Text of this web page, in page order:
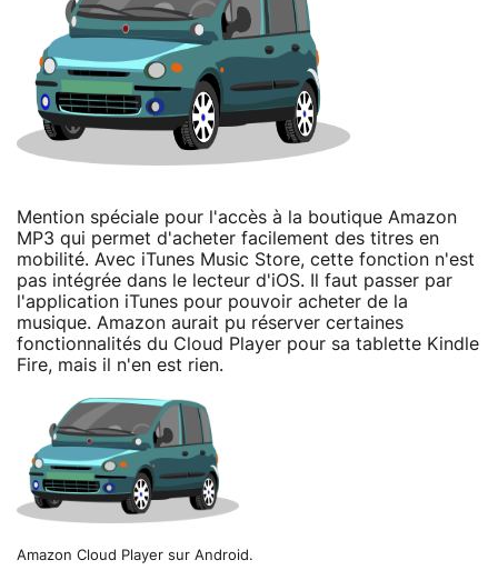
Mention spéciale pour l'accès à la boutique Amazon
MP3 qui permet d'acheter facilement des titres en
mobilité. Avec iTunes Music Store, cette fonction n'est
pas intégrée dans le lecteur d'iOS. Il faut passer par
l'application iTunes pour pouvoir acheter de la
musique. Amazon aurait pu réserver certaines
fonctionnalités du Cloud Player pour sa tablette Kindle
Fire, mais il n'en est rien.
Amazon Cloud Player sur Android.